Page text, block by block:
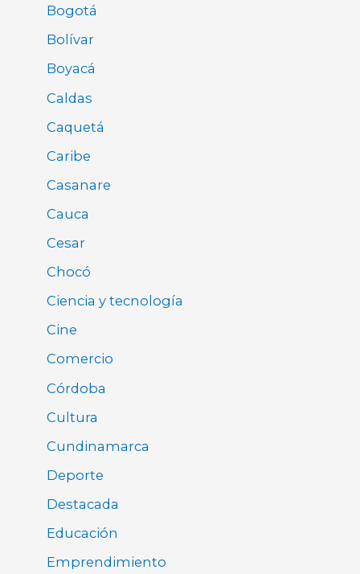
Bogotá
Bolívar
Boyacá
Caldas
Caquetá
Caribe
Casanare
Cauca
Cesar
Chocó
Ciencia y tecnología
Cine
Comercio
Córdoba
Cultura
Cundinamarca
Deporte
Destacada
Educación
Emprendimiento